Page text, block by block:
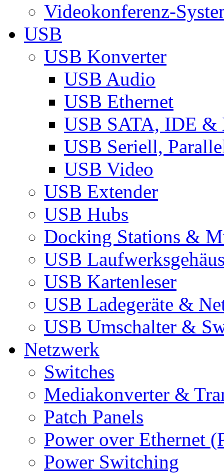
Videokonferenz-
USB
USB Konverter
USB Audio
USB Ethernet
USB SATA, IDE &
USB Seriell,
USB Video
USB Extender
USB Hubs
Docking Stations &
USB
USB Kartenleser
USB Ladegeräte &
USB Umschalter &
Netzwerk
Switches
Mediakonverter &
Patch Panels
Power over Ethernet
Power Switching